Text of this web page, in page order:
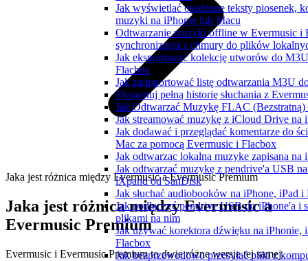
Jak wyświetlać osadzone teksty piosenek,
muzyki na iPhonie lub Macu
Odtwarzanie muzyki offline w Evermusic i
synchronizacja z chmury do plików
Jak eksportować kolekcję utworów do
Flacbox
Jak zaimportować listę odtwarzania M3U
Eksportuj pełną historię słuchania z
Jak Odtwarzać Muzykę FLAC
Jak streamować muzykę z iCloud Drive na
Jak dodawać i przeglądać komentarze do
Mac za pomocą Evermusic i Flacbox
Jak odtwarzac lokalna muzyke zapisana na
Jak odtwarzać muzykę z pendrive'a USB
iXpand od SanDisk
Jak słuchać audiobooków na iPhone, iPad
Jak podłączyć pendrive USB do iPhone'a i
plikami na nim
Jak używać korektora dźwięku na iPhonie,
Flacbox
Jak bezprzewodowo przesyłać pliki z
Jaka jest różnica między Evermusic a Evermusic Premium
Jaka jest różnica między Evermusic a
Evermusic Premium
Evermusic i Evermusic Premium to dwie różne wersje tej samej